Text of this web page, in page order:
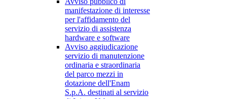
manifestazione di interesse
per l'affidamento del
servizio di assistenza
hardware e software
Avviso aggiudicazione
servizio di manutenzione
ordinaria e straordinaria
del parco mezzi in
dotazione dell'Enam
S.p.A. destinati al servizio